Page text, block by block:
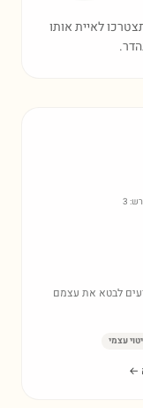
לאיית אותו
3
לבטא את עצמם
עצמי
←